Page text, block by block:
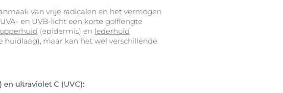
van vrije radicalen en het vermogen
en UVB-licht een korte golflengte
opperhuid (epidermis) en lederhuid
huidlaag), maar kan het wel verschillende
en ultraviolet C (UVC):